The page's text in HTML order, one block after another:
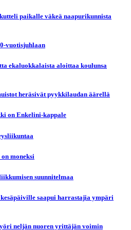
paikalle väkeä naapurikunnista
vuotisjuhlaan
ekaluokkalaista aloittaa koulunsa
heräsivät pyykkilaudan äärellä
on Enkelini-kappale
moneksi
suunnitelmaa
saapui harrastajia ympäri
neljän nuoren yrittäjän voimin